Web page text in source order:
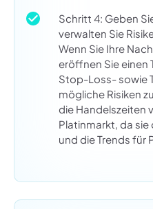
Schritt 4: Geben
verwalten Sie
Wenn Sie Ihre
eröffnen Sie einen
Stop-Loss- sowie
mögliche Risiken
die Handelszeiten
Platinmarkt, da
und die Trends für